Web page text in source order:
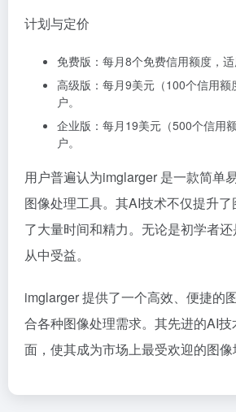
计划与定价
免费版：每月8个免费信用额度，适
高级版：每月9美元（100个信用额
户。
企业版：每月19美元（500个信用
户。
用户普遍认为imglarger 是一款简单
图像处理工具。其AI技术不仅提升
了大量时间和精力。无论是初学者
从中受益。
imglarger 提供了一个高效、便捷的
合各种图像处理需求。其先进的AI
面，使其成为市场上最受欢迎的图像